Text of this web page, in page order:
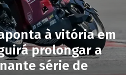
à vitória em
prolongar a
série de